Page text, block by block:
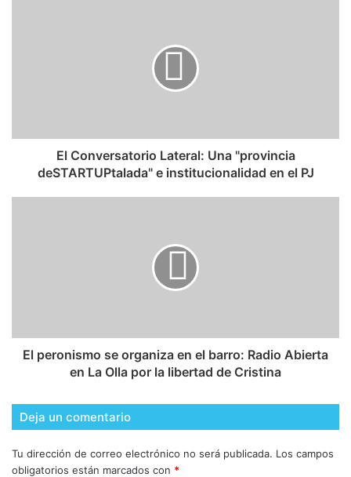
El Conversatorio Lateral: Una "provincia
deSTARTUPtalada" e institucionalidad en el PJ
El peronismo se organiza en el barro: Radio Abierta
en La Olla por la libertad de Cristina
Deja un comentario
Tu dirección de correo electrónico no será publicada. Los campos
obligatorios están marcados con *